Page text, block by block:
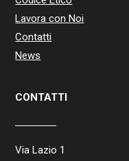
Lavora con Noi
Contatti
News
CONTATTI
Via Lazio 1